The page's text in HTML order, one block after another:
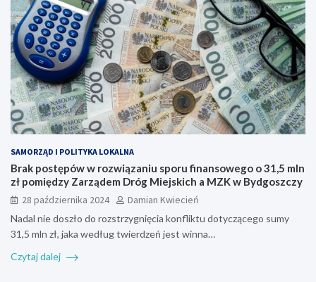
SAMORZĄD I POLITYKA LOKALNA
Brak postępów w rozwiązaniu sporu finansowego o 31,5 mln
zł pomiędzy Zarządem Dróg Miejskich a MZK w Bydgoszczy
28 października 2024
Damian Kwiecień
Nadal nie doszło do rozstrzygnięcia konfliktu dotyczącego sumy
31,5 mln zł, jaka według twierdzeń jest winna…
Czytaj dalej